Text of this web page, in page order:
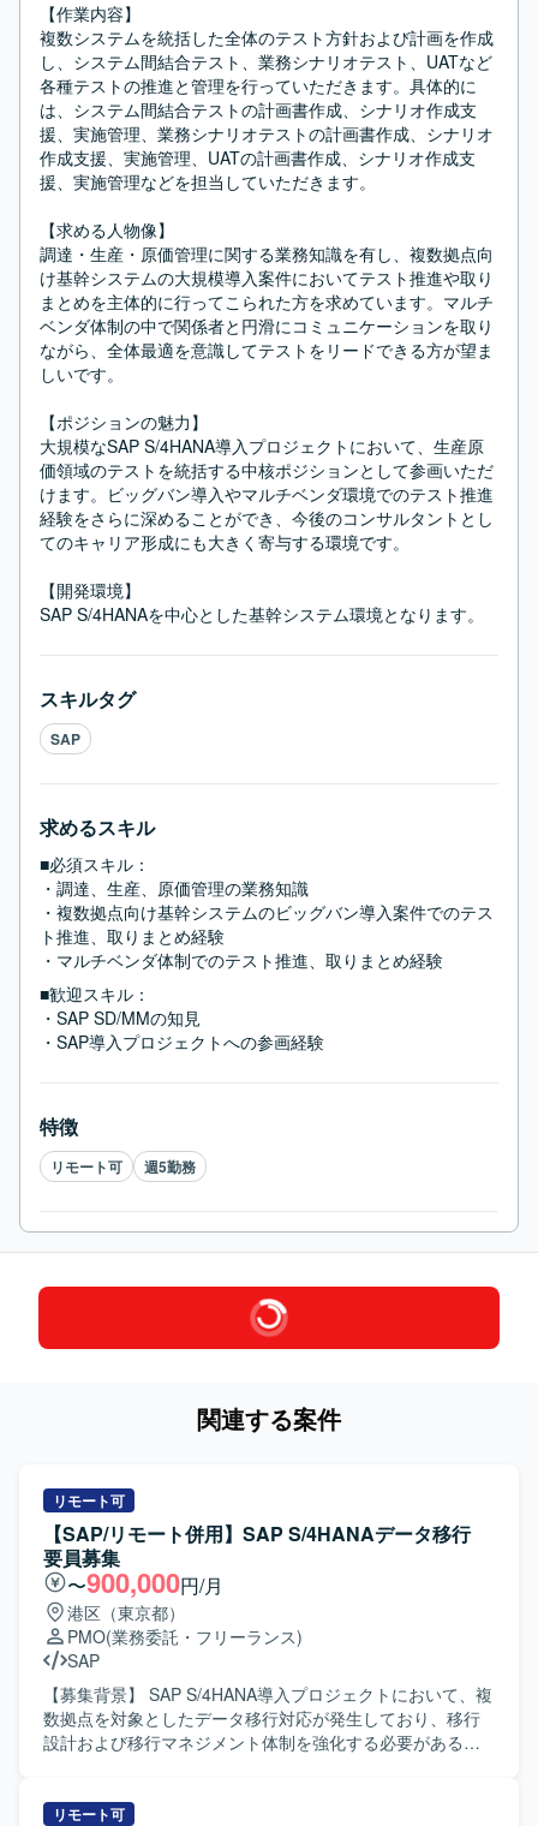
【作業内容】
複数システムを統括した全体のテスト方針および計画を作成
し、システム間結合テスト、業務シナリオテスト、UATなど
各種テストの推進と管理を行っていただきます。具体的に
は、システム間結合テストの計画書作成、シナリオ作成支
援、実施管理、業務シナリオテストの計画書作成、シナリオ
作成支援、実施管理、UATの計画書作成、シナリオ作成支
援、実施管理などを担当していただきます。
【求める人物像】
調達・生産・原価管理に関する業務知識を有し、複数拠点向
け基幹システムの大規模導入案件においてテスト推進や取り
まとめを主体的に行ってこられた方を求めています。マルチ
ベンダ体制の中で関係者と円滑にコミュニケーションを取り
ながら、全体最適を意識してテストをリードできる方が望ま
しいです。
【ポジションの魅力】
大規模なSAP S/4HANA導入プロジェクトにおいて、生産原
価領域のテストを統括する中核ポジションとして参画いただ
けます。ビッグバン導入やマルチベンダ環境でのテスト推進
経験をさらに深めることができ、今後のコンサルタントとし
てのキャリア形成にも大きく寄与する環境です。
【開発環境】
SAP S/4HANAを中心とした基幹システム環境となります。
スキルタグ
SAP
求めるスキル
■必須スキル：
・調達、生産、原価管理の業務知識
・複数拠点向け基幹システムのビッグバン導入案件でのテス
ト推進、取りまとめ経験
・マルチベンダ体制でのテスト推進、取りまとめ経験
■歓迎スキル：
・SAP SD/MMの知見
・SAP導入プロジェクトへの参画経験
特徴
リモート可 週5勤務
関連する案件
リモート可
【SAP/リモート併用】SAP S/4HANAデータ移行
要員募集
〜900,000円/月
港区（東京都）
PMO(業務委託・フリーランス)
SAP
【募集背景】 SAP S/4HANA導入プロジェクトにおいて、複
数拠点を対象としたデータ移行対応が発生しており、移行
設計および移行マネジメント体制を強化する必要があるた
していただきます。具体的には、データ移行の全体計画に
リモート可